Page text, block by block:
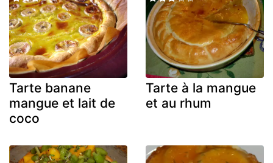
Tarte banane
mangue et lait de
coco
Tarte à la mangue
et au rhum